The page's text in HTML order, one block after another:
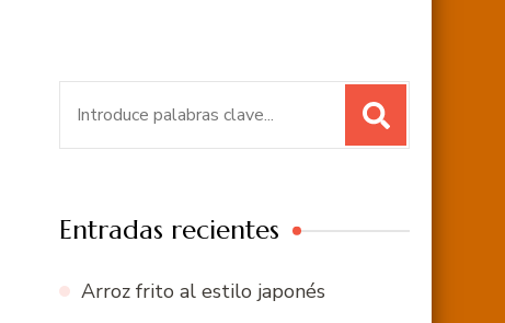
Entradas recientes
Arroz frito al estilo japonés